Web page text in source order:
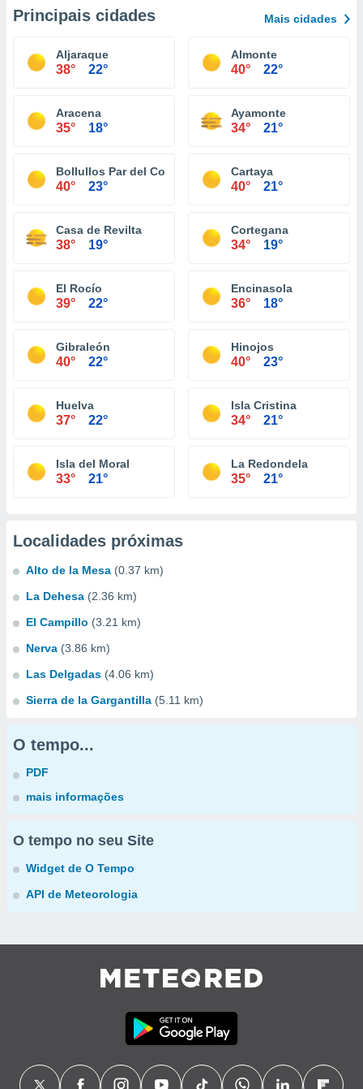
Principais cidades Mais cidades
Aljaraque
38° 22°
Almonte
40° 22°
Aracena
35° 18°
Ayamonte
34° 21°
Bollullos Par del Condado
40° 23°
Cartaya
40° 21°
Casa de Revilta
38° 19°
Cortegana
34° 19°
El Rocío
39° 22°
Encinasola
36° 18°
Gibraleón
40° 22°
Hinojos
40° 23°
Huelva
37° 22°
Isla Cristina
34° 21°
Isla del Moral
33° 21°
La Redondela
35° 21°
Localidades próximas
Alto de la Mesa (0.37 km)
La Dehesa (2.36 km)
El Campillo (3.21 km)
Nerva (3.86 km)
Las Delgadas (4.06 km)
Sierra de la Gargantilla (5.11 km)
O tempo...
PDF
mais informações
O tempo no seu Site
Widget de O Tempo
API de Meteorologia